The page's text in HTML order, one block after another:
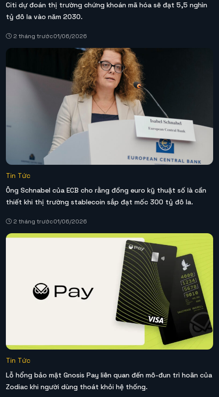
Citi dự đoán thị trường chứng khoán mã hóa sẽ đạt 5,5 nghìn
tỷ đô la vào năm 2030.
2 tháng trước01/06/2026
Tin Tức
Ông Schnabel của ECB cho rằng đồng euro kỹ thuật số là cần
thiết khi thị trường stablecoin sắp đạt mốc 300 tỷ đô la.
2 tháng trước01/06/2026
Tin Tức
Lỗ hổng bảo mật Gnosis Pay liên quan đến mô-đun trì hoãn của
Zodiac khi người dùng thoát khỏi hệ thống.